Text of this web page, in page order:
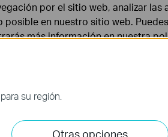
de Acceso > Outdoor
de Acceso > GPON
su región.
Otras opciones
por el sitio web, analizar las
en nuestro sitio web.
más información en nuestra
del sitio web y no pueden